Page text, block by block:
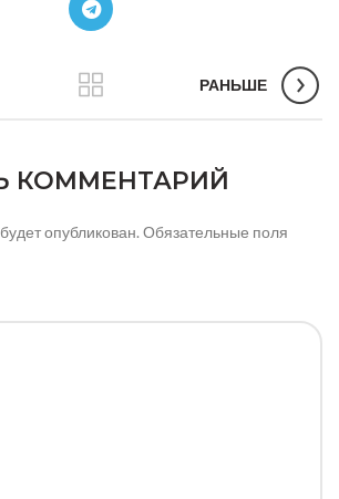
РАНЬШЕ
КОММЕНТАРИЙ
опубликован. Обязательные поля